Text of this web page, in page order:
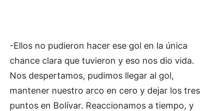
-Ellos no pudieron hacer ese gol en la única
chance clara que tuvieron y eso nos dio vida.
Nos despertamos, pudimos llegar al gol,
mantener nuestro arco en cero y dejar los tres
puntos en Bolívar. Reaccionamos a tiempo, y